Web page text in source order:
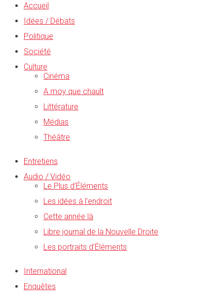
Accueil
Idées / Débats
Politique
Société
Culture
Cinéma
A moy que chault
Littérature
Médias
Théâtre
Entretiens
Audio / Vidéo
Le Plus d’Éléments
Les idées à l’endroit
Cette année là
Libre journal de la Nouvelle Droite
Les portraits d’Éléments
International
Enquêtes